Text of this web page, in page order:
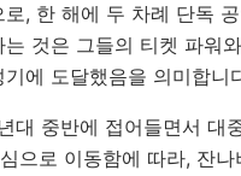
로, 한 해에 두 차례 단독
는 것은 그들의 티켓 파워
기에 도달했음을 의미합니
대 중반에 접어들면서 대
심으로 이동함에 따라, 잔